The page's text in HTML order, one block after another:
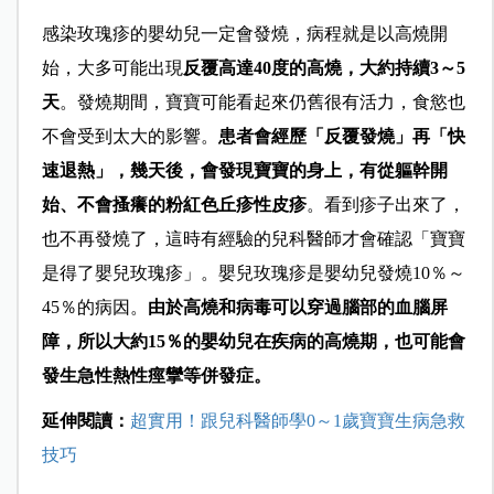
感染玫瑰疹的嬰幼兒一定會發燒，病程就是以高燒開
始，大多可能出現 反覆高達40度的高燒，大約持續3～5
天。發燒期間，寶寶可能看起來仍舊很有活力，食慾也
不會受到太大的影響。 患者會經歷「反覆發燒」再「快
速退熱」，幾天後，會發現寶寶的身上，有從軀幹開
始、不會搔癢的粉紅色丘疹性皮疹。看到疹子出來了，
也不再發燒了，這時有經驗的兒科醫師才會確認「寶寶
是得了嬰兒玫瑰疹」。嬰兒玫瑰疹是嬰幼兒發燒10％～
45％的病因。 由於高燒和病毒可以穿過腦部的血腦屏
障，所以大約15％的嬰幼兒在疾病的高燒期，也可能會
發生急性熱性痙攣等併發症。
延伸閱讀： 超實用！跟兒科醫師學0～1歲寶寶生病急救
技巧